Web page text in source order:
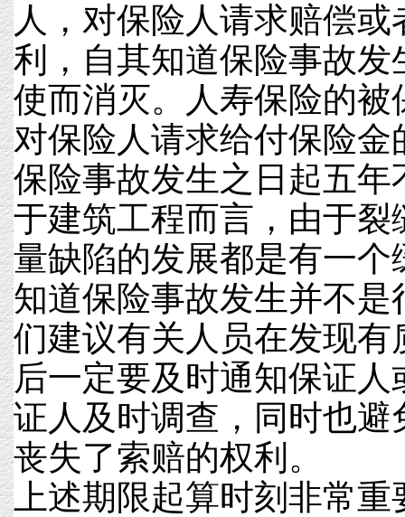
人，对保险人请求赔偿
利，自其知道保险事故发
使而消灭。人寿保险的被
对保险人请求给付保险
保险事故发生之日起五年
于建筑工程而言，由于裂
量缺陷的发展都是有一个
知道保险事故发生并不
们建议有关人员在发现有
后一定要及时通知保证
证人及时调查，同时也避
丧失了索赔的权利。
上述期限起算时刻非常